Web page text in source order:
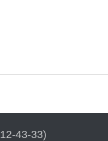
43-33)